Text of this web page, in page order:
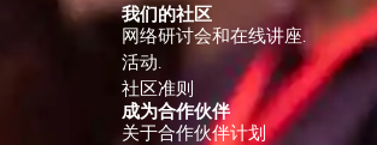
我们的社区
网络研讨会和在线讲座.
活动.
社区准则
成为合作伙伴
关于合作伙伴计划